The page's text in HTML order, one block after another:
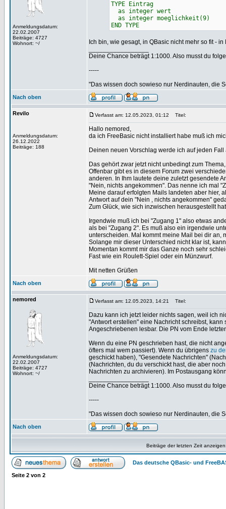
Anmeldungsdatum:
22.02.2007
Beiträge: 4727
Wohnort: ~/
TYPE Eintrag
as integer wert
as integer moeglichkeit(9)
END TYPE
Ich bin, wie gesagt, in QBasic nicht mehr so fit -
Deine Chance beträgt 1:1000. Also musst du
-----
"Das wissen doch sowieso nur Nerdinauten, die
Nach oben
Revilo
Anmeldungsdatum:
26.12.2022
Beiträge: 188
Verfasst am: 12.05.2023, 01:12 Titel:
Hallo nemored,
da ich FreeBasic nicht installiert habe muß ich
Deinen neuen Vorschlag werde ich auf jeden
Das gehört zwar jetzt nicht unbedingt zum
Offenbar gibt es in diesem Forum zwei
anderen. In Ihm lautete deine zuletzt gesendete
"Nein, nichts angekommen". Das nenne ich mal
Meine darauf erfolgten Mails landeten aber hier,
Antwort auf dein "Nein , nichts angekommen"
Zum Glück, wie sich inzwischen herausgestellt
Irgendwie muß ich bei "Zugang 1" also etwas
als bei "Zugang 2". Es muß also ein irgendwie
unterscheiden. Mal kommt meine Mail bei dir an,
Solange mir dieser Unterschied nicht klar ist,
Momentan kommt mir das Ganze noch sehr
Fast wie ein Roulett-Spiel oder ein Münzwurf.
Mit netten Grüßen
Nach oben
nemored
Anmeldungsdatum:
22.02.2007
Beiträge: 4727
Wohnort: ~/
Verfasst am: 12.05.2023, 14:21 Titel:
Dazu kann ich jetzt leider nichts sagen, weil ich
"Antwort erstellen" eine Nachricht schreibst,
Angeschriebenen lesbar. Die PN vom Ende
Wenn du eine PN geschrieben hast, die nicht
öfters mal wem passiert). Wenn du übrigens zu
geschickt haben), "Gesendete Nachrichten"
(Nachrichten, du du verschickt hast, die aber
Nachrichten zu archivieren). Im Postausgang
Deine Chance beträgt 1:1000. Also musst du
-----
"Das wissen doch sowieso nur Nerdinauten, die
Nach oben
Beiträge der letzten Zeit
Das deutsche QBasic- und
Seite 2 von 2